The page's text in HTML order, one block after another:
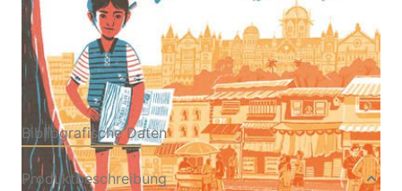
240 Seiten
Hardcover
ISBN: 978-3-85535686-
7
Bibliografische Daten
Produktbeschreibung